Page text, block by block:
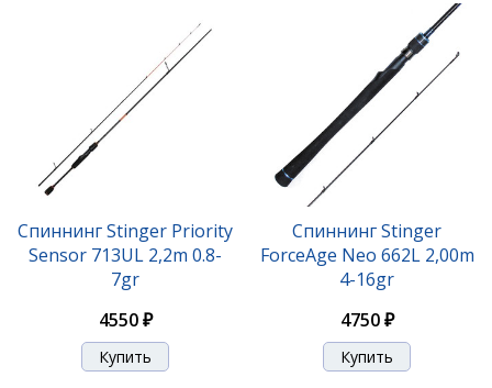
Спиннинг Stinger Priority
Sensor 713UL 2,2m 0.8-
7gr
4550 ₽
Спиннинг Stinger
ForceAge Neo 662L 2,00m
4-16gr
4750 ₽